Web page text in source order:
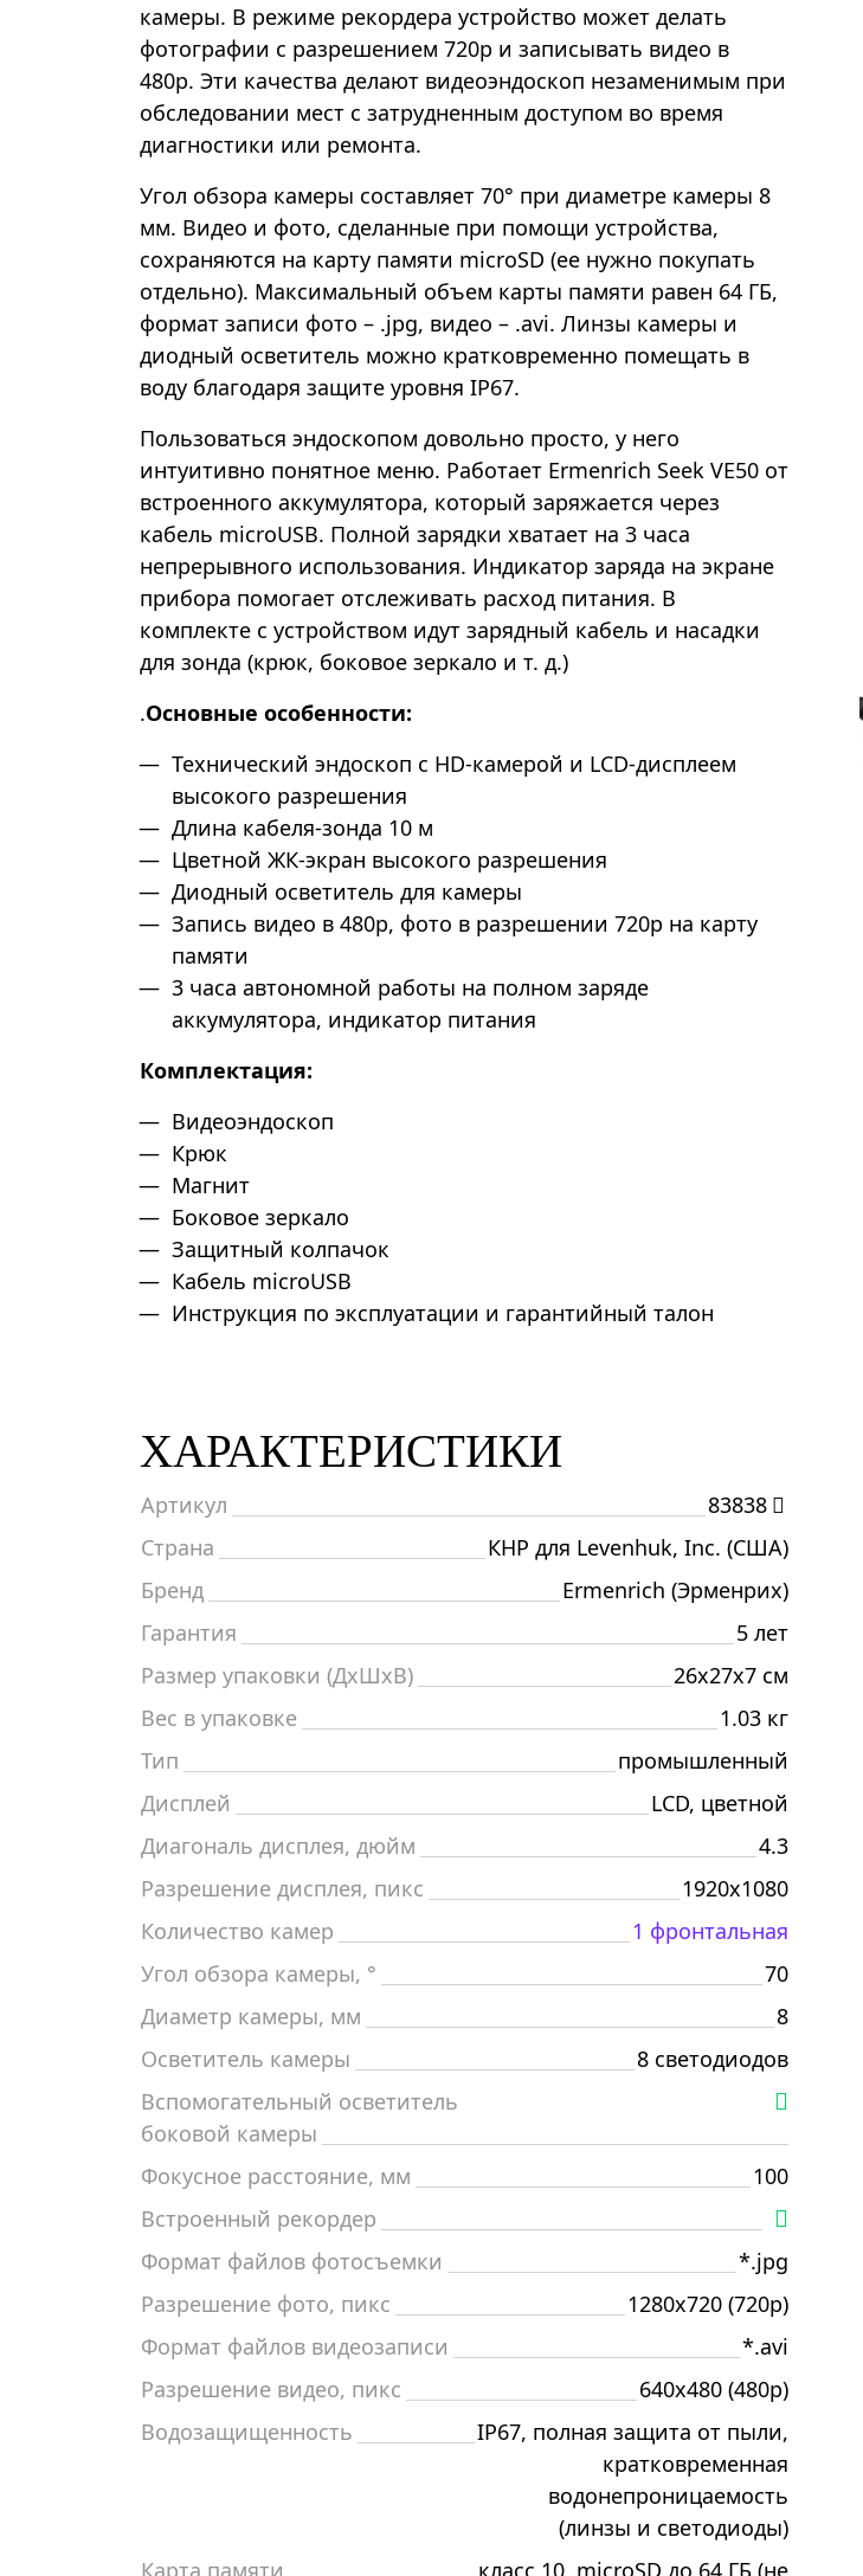
камеры. В режиме рекордера устройство может делать
фотографии с разрешением 720p и записывать видео в
480p. Эти качества делают видеоэндоскоп незаменимым при
обследовании мест с затрудненным доступом во время
диагностики или ремонта.
Угол обзора камеры составляет 70° при диаметре камеры 8
мм. Видео и фото, сделанные при помощи устройства,
сохраняются на карту памяти microSD (ее нужно покупать
отдельно). Максимальный объем карты памяти равен 64 ГБ,
формат записи фото – .jpg, видео – .avi. Линзы камеры и
диодный осветитель можно кратковременно помещать в
воду благодаря защите уровня IP67.
Пользоваться эндоскопом довольно просто, у него
интуитивно понятное меню. Работает Ermenrich Seek VE50 от
встроенного аккумулятора, который заряжается через
кабель microUSB. Полной зарядки хватает на 3 часа
непрерывного использования. Индикатор заряда на экране
прибора помогает отслеживать расход питания. В
комплекте с устройством идут зарядный кабель и насадки
для зонда (крюк, боковое зеркало и т. д.)
.Основные особенности:
Технический эндоскоп с HD-камерой и LCD-дисплеем
высокого разрешения
Длина кабеля-зонда 10 м
Цветной ЖК-экран высокого разрешения
Диодный осветитель для камеры
Запись видео в 480p, фото в разрешении 720p на карту
памяти
3 часа автономной работы на полном заряде
аккумулятора, индикатор питания
Комплектация:
Видеоэндоскоп
Крюк
Магнит
Боковое зеркало
Защитный колпачок
Кабель microUSB
Инструкция по эксплуатации и гарантийный талон
ХАРАКТЕРИСТИКИ
Артикул
83838
Страна
КНР для Levenhuk, Inc. (США)
Бренд
Ermenrich (Эрменрих)
Гарантия
5 лет
Размер упаковки (ДxШxВ)
26x27x7 см
Вес в упаковке
1.03 кг
Тип
промышленный
Дисплей
LCD, цветной
Диагональ дисплея, дюйм
4.3
Разрешение дисплея, пикс
1920x1080
Количество камер
1 фронтальная
Угол обзора камеры, °
70
Диаметр камеры, мм
8
Осветитель камеры
8 светодиодов
Вспомогательный осветитель
боковой камеры
Фокусное расстояние, мм
100
Встроенный рекордер
Формат файлов фотосъемки
*.jpg
Разрешение фото, пикс
1280x720 (720p)
Формат файлов видеозаписи
*.avi
Разрешение видео, пикс
640x480 (480p)
Водозащищенность
IP67, полная защита от пыли,
кратковременная
водонепроницаемость
(линзы и светодиоды)
Карта памяти
класс 10, microSD до 64 ГБ (не